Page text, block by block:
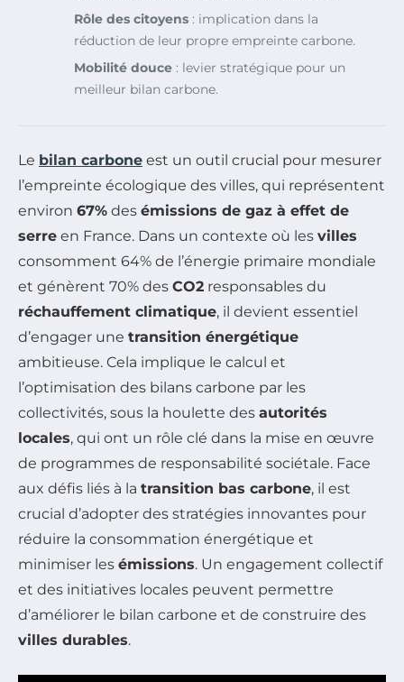
Rôle des citoyens : implication dans la
réduction de leur propre empreinte carbone.
Mobilité douce : levier stratégique pour un
meilleur bilan carbone.
Le bilan carbone est un outil crucial pour mesurer
l’empreinte écologique des villes, qui représentent
environ 67% des émissions de gaz à effet de
serre en France. Dans un contexte où les villes
consomment 64% de l’énergie primaire mondiale
et génèrent 70% des CO2 responsables du
réchauffement climatique, il devient essentiel
d’engager une transition énergétique
ambitieuse. Cela implique le calcul et
l’optimisation des bilans carbone par les
collectivités, sous la houlette des autorités
locales, qui ont un rôle clé dans la mise en œuvre
de programmes de responsabilité sociétale. Face
aux défis liés à la transition bas carbone, il est
crucial d’adopter des stratégies innovantes pour
réduire la consommation énergétique et
minimiser les émissions. Un engagement collectif
et des initiatives locales peuvent permettre
d’améliorer le bilan carbone et de construire des
villes durables.